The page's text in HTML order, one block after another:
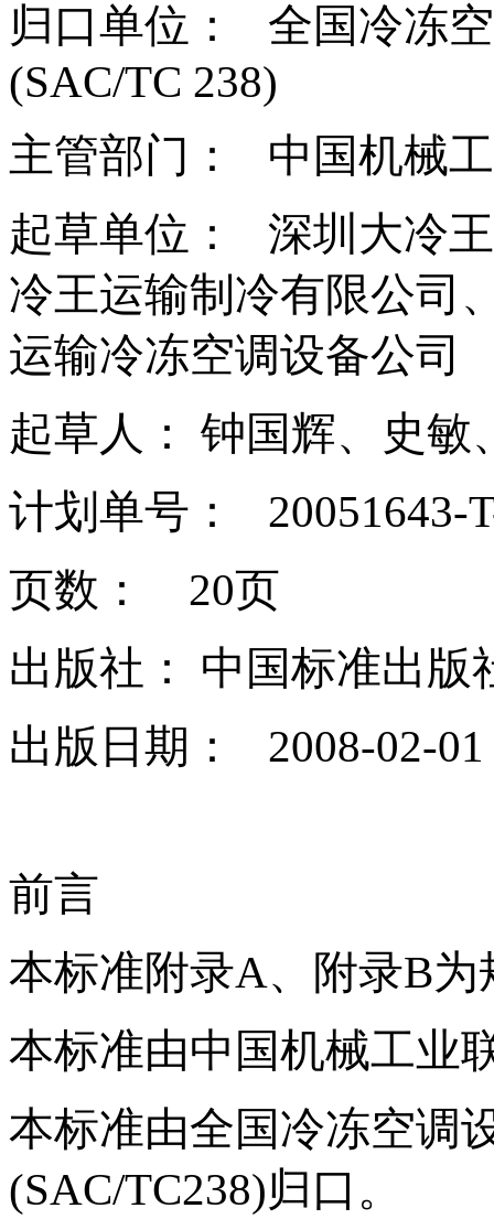
归口单位： 全国冷冻
(SAC/TC 238)
主管部门： 中国机械
起草单位： 深圳大冷
冷王运输制冷有限公司
运输冷冻空调设备公司
起草人： 钟国辉、史敏
计划单号： 20051643-
页数： 20页
出版社： 中国标准出版
出版日期： 2008-02-01
前言
本标准附录A、附录B为
本标准由中国机械工业
本标准由全国冷冻空调
(SAC/TC238)归口。